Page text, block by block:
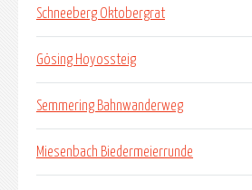
Schneeberg Oktobergrat
Gösing Hoyossteig
Semmering Bahnwanderweg
Miesenbach Biedermeierrunde